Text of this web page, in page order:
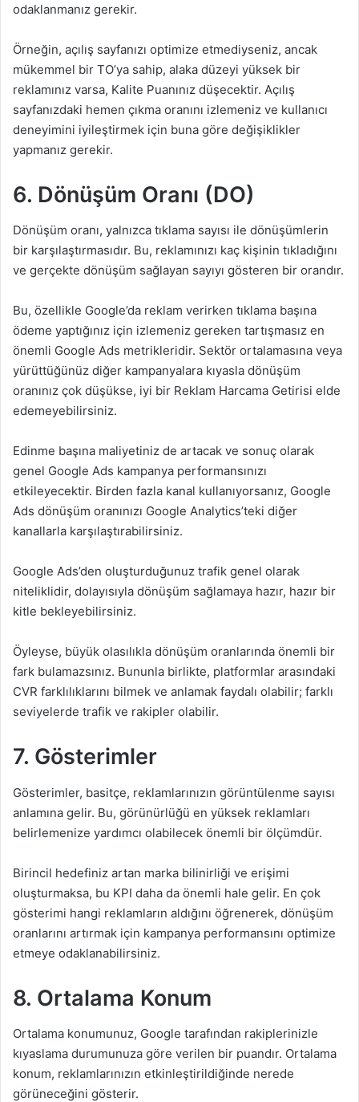
odaklanmanız gerekir.
Örneğin, açılış sayfanızı optimize etmediyseniz, ancak
mükemmel bir TO’ya sahip, alaka düzeyi yüksek bir
reklamınız varsa, Kalite Puanınız düşecektir. Açılış
sayfanızdaki hemen çıkma oranını izlemeniz ve kullanıcı
deneyimini iyileştirmek için buna göre değişiklikler
yapmanız gerekir.
6. Dönüşüm Oranı (DO)
Dönüşüm oranı, yalnızca tıklama sayısı ile dönüşümlerin
bir karşılaştırmasıdır. Bu, reklamınızı kaç kişinin tıkladığını
ve gerçekte dönüşüm sağlayan sayıyı gösteren bir orandır.
Bu, özellikle Google’da reklam verirken tıklama başına
ödeme yaptığınız için izlemeniz gereken tartışmasız en
önemli Google Ads metrikleridir. Sektör ortalamasına veya
yürüttüğünüz diğer kampanyalara kıyasla dönüşüm
oranınız çok düşükse, iyi bir Reklam Harcama Getirisi elde
edemeyebilirsiniz.
Edinme başına maliyetiniz de artacak ve sonuç olarak
genel Google Ads kampanya performansınızı
etkileyecektir. Birden fazla kanal kullanıyorsanız, Google
Ads dönüşüm oranınızı Google Analytics’teki diğer
kanallarla karşılaştırabilirsiniz.
Google Ads’den oluşturduğunuz trafik genel olarak
niteliklidir, dolayısıyla dönüşüm sağlamaya hazır, hazır bir
kitle bekleyebilirsiniz.
Öyleyse, büyük olasılıkla dönüşüm oranlarında önemli bir
fark bulamazsınız. Bununla birlikte, platformlar arasındaki
CVR farklılıklarını bilmek ve anlamak faydalı olabilir; farklı
seviyelerde trafik ve rakipler olabilir.
7. Gösterimler
Gösterimler, basitçe, reklamlarınızın görüntülenme sayısı
anlamına gelir. Bu, görünürlüğü en yüksek reklamları
belirlemenize yardımcı olabilecek önemli bir ölçümdür.
Birincil hedefiniz artan marka bilinirliği ve erişimi
oluşturmaksa, bu KPI daha da önemli hale gelir. En çok
gösterimi hangi reklamların aldığını öğrenerek, dönüşüm
oranlarını artırmak için kampanya performansını optimize
etmeye odaklanabilirsiniz.
8. Ortalama Konum
Ortalama konumunuz, Google tarafından rakiplerinizle
kıyaslama durumunuza göre verilen bir puandır. Ortalama
konum, reklamlarınızın etkinleştirildiğinde nerede
görüneceğini gösterir.